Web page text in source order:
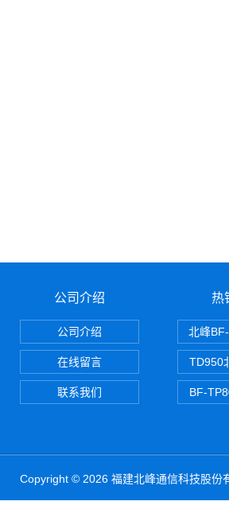
公司介绍
公司介绍
在线留言
联系我们
热
北峰
TD950
BF-
Copyright © 2026 福建北峰通信科技股份